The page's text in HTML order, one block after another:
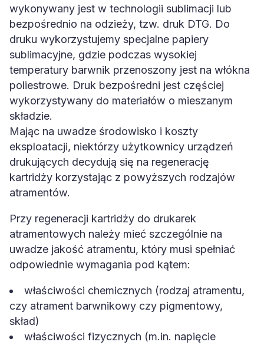
wykonywany jest w technologii sublimacji lub
bezpośrednio na odzieży, tzw. druk DTG. Do
druku wykorzystujemy specjalne papiery
sublimacyjne, gdzie podczas wysokiej
temperatury barwnik przenoszony jest na włókna
poliestrowe. Druk bezpośredni jest częściej
wykorzystywany do materiałów o mieszanym
składzie.
Mając na uwadze środowisko i koszty
eksploatacji, niektórzy użytkownicy urządzeń
drukujących decydują się na regenerację
kartridży korzystając z powyższych rodzajów
atramentów.
Przy regeneracji kartridży do drukarek
atramentowych należy mieć szczególnie na
uwadze jakość atramentu, który musi spełniać
odpowiednie wymagania pod kątem:
właściwości chemicznych (rodzaj atramentu,
czy atrament barwnikowy czy pigmentowy,
skład)
właściwości fizycznych (m.in. napięcie